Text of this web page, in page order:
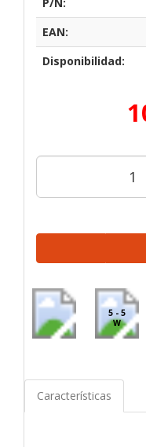
EAN:
Disponibilidad:
5 - 5
W
Características